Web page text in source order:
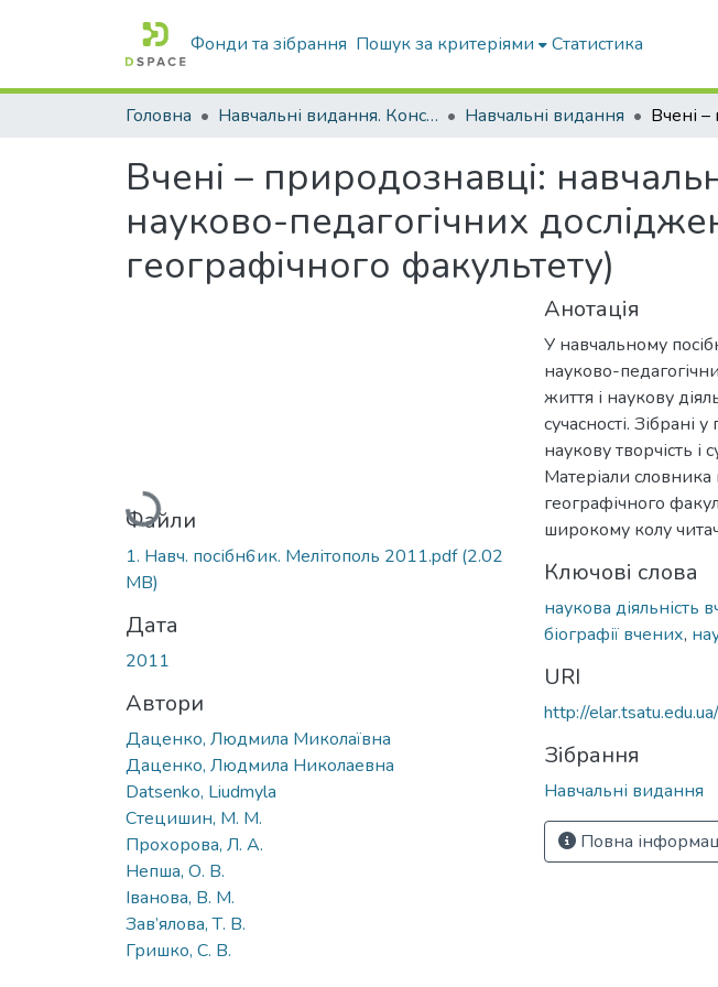
Фонди та зібрання Пошук за критеріями Статистика
Головна Навчальні видання. Конспекти лекцій Навчальні видання
Вчені – природознавці:
науково-педагогічних
географічного факультету)
Вантажиться...
Файли
1. Навч. посібн6ик. Мелітополь 2011.pdf(2.02
MB)
Дата
2011
Автори
Даценко, Людмила Миколаївна
Даценко, Людмила Николаевна
Datsenko, Liudmyla
Стецишин, М. М.
Прохорова, Л. А.
Непша, О. В.
Іванова, В. М.
Зав’ялова, Т. В.
Гришко, С. В.
Анотація
У навчальному
науково-
життя і наукову
сучасності. Зібрані
наукову творчість
Матеріали
географічного
широкому колу
Ключові слова
наукова
біографії вчених,
URI
http://
Зібрання
Навчальні видання
Повна